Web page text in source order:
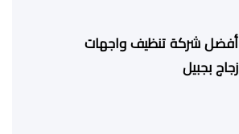
أفضل شركة تنظيف واجهات
زجاج بجبيل